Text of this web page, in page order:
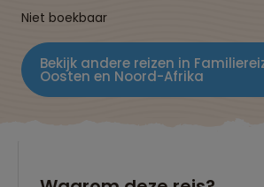
Niet boekbaar
Bekijk andere reizen in
Oosten en Noord-Afrika